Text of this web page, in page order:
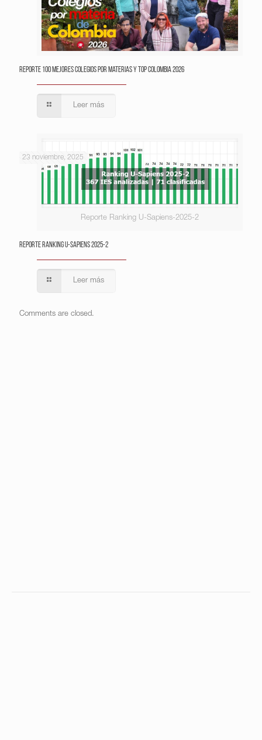
Reporte 100 Mejores Colegios por Materias y Top Colombia 2026
Leer más
Reporte Ranking U-Sapiens-2025-2
23 noviembre, 2025
Reporte Ranking U-Sapiens 2025-2
Leer más
Comments are closed.